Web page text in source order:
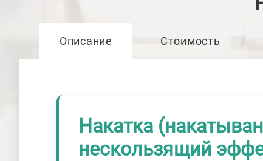
Описание Стоимость
Накатка
нескользящий